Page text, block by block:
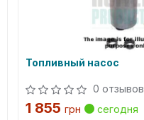
Топливный насос
0 отзывов
1 855 грн
сегодня